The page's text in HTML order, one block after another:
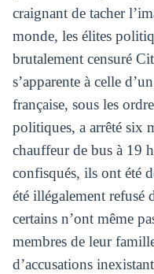
craignant de tacher
monde, les élites
brutalement censuré
s’apparente à celle
française, sous les
politiques, a arrêté six
chauffeur de bus à 19
confisqués, ils ont été
été illégalement refusé
certains n’ont même
membres de leur
d’accusations